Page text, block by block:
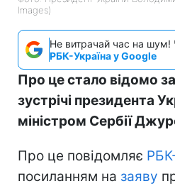
Images)
Не витрачай час на шум!
РБК-Україна у Google
Про це стало відомо
зустрічі президента
міністром Сербії
Про це повідомляє
посиланням на заяву